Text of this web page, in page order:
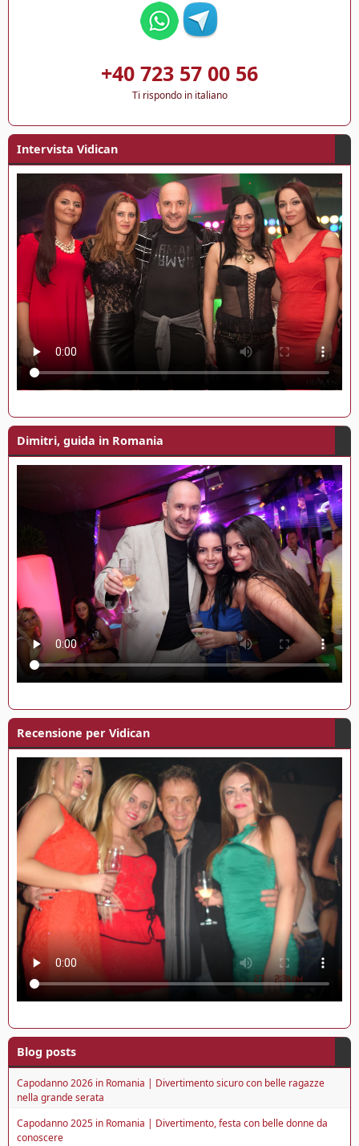
+40 723 57 00 56
Ti rispondo in italiano
Intervista Vidican
Dimitri, guida in Romania
Recensione per Vidican
Blog posts
Capodanno 2026 in Romania | Divertimento sicuro con belle ragazze
nella grande serata
Capodanno 2025 in Romania | Divertimento, festa con belle donne da
conoscere